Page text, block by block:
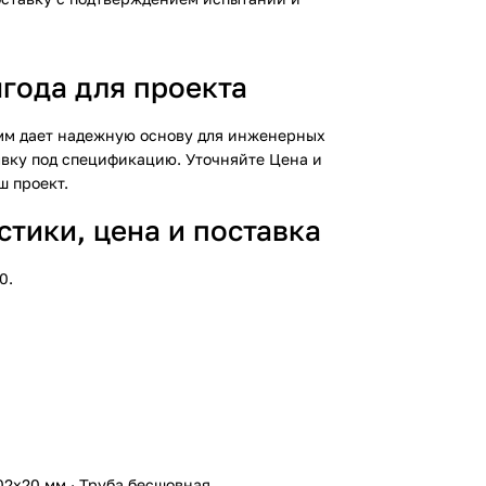
для проекта
дает надежную основу для инженерных
под спецификацию. Уточняйте Цена и
проект.
цена и поставка